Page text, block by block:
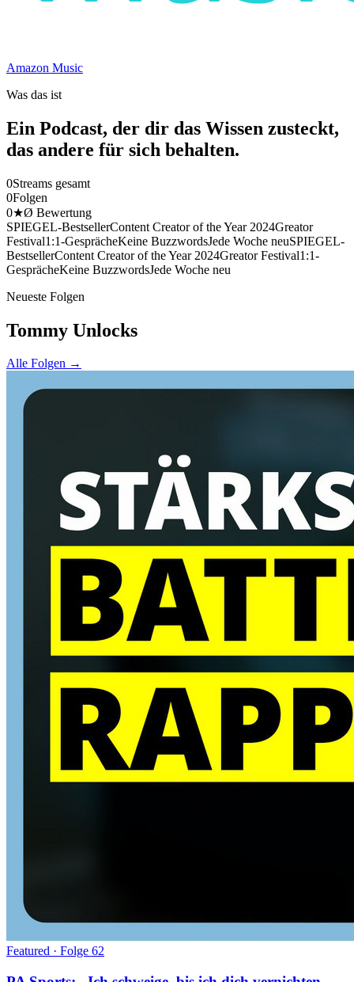
Amazon Music
Was das ist
Ein Podcast, der dir das Wissen zusteckt,
das andere für sich behalten.
0Streams gesamt
0Folgen
0★Ø Bewertung
SPIEGEL-BestsellerContent Creator of the Year 2024Greator
Festival1:1-GesprächeKeine BuzzwordsJede Woche neuSPIEGEL-
BestsellerContent Creator of the Year 2024Greator Festival1:1-
GesprächeKeine BuzzwordsJede Woche neu
Neueste Folgen
Tommy Unlocks
Alle Folgen →
Featured · Folge 62